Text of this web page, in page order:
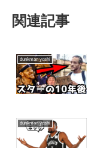
関連記事
dunkman yoshi
dunkman yoshi